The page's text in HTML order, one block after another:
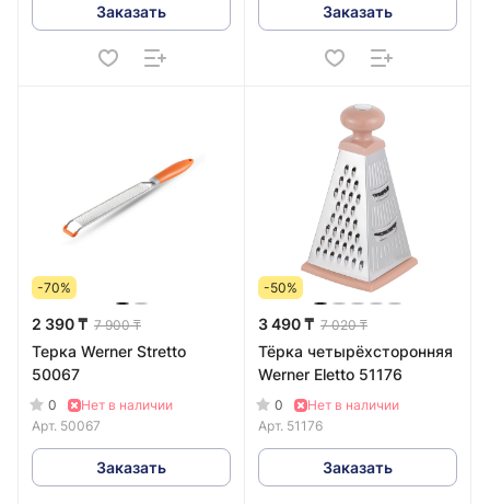
Заказать Заказать
-70%
2 390 ₸ 7 900 ₸
Терка Werner Stretto
50067
0
Нет в наличии
Арт. 50067
Заказать
-50%
3 490 ₸ 7 020 ₸
Тёрка четырёхсторонняя
Werner Eletto 51176
0
Нет в наличии
Арт. 51176
Заказать